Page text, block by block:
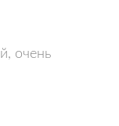
очень